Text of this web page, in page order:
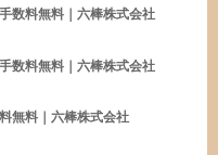
数料無料｜六棒株式会社
数料無料｜六棒株式会社
無料｜六棒株式会社